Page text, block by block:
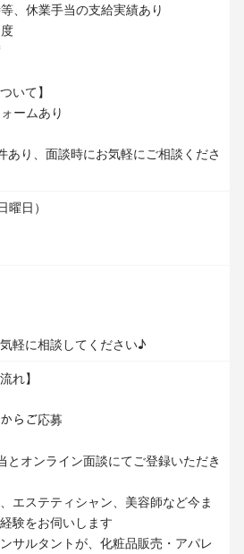
、休業手当の支給実績あり
いて】
ームあり
あり、面談時にお気軽にご相談くださ
日）
軽に相談してください♪
れ】
らご応募
とオンライン面談にてご登録いただき
エステティシャン、美容師など今ま
験をお伺いします
サルタントが、化粧品販売・アパレ